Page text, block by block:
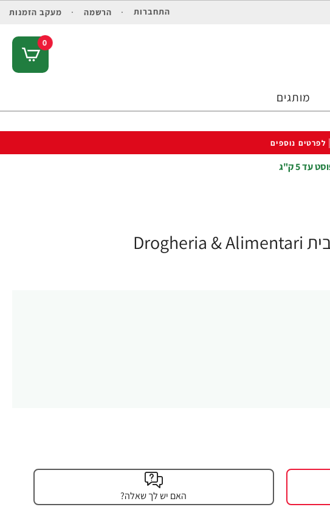
התחברות הרשמה מעקב הזמנות
0
מותגים
לפרטים נוספים
האם יש לך שאלה?